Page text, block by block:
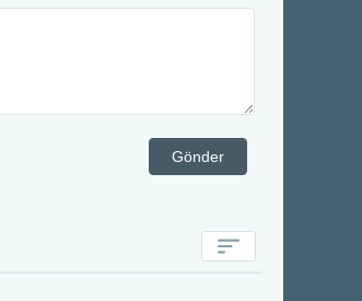
Gönder